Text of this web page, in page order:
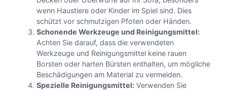
wenn Haustiere oder Kinder im Spiel sind. Dies
schützt vor schmutzigen Pfoten oder Händen.
Schonende Werkzeuge und Reinigungsmittel:
Achten Sie darauf, dass die verwendeten
Werkzeuge und Reinigungsmittel keine rauen
Borsten oder harten Bürsten enthalten, um mögliche
Beschädigungen am Material zu vermeiden.
Spezielle Reinigungsmittel: Verwenden Sie